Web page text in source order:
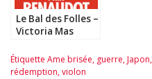
Le Bal des Folles –
Victoria Mas
Étiquette Ame brisée, guerre,Japon,
rédemption,violon